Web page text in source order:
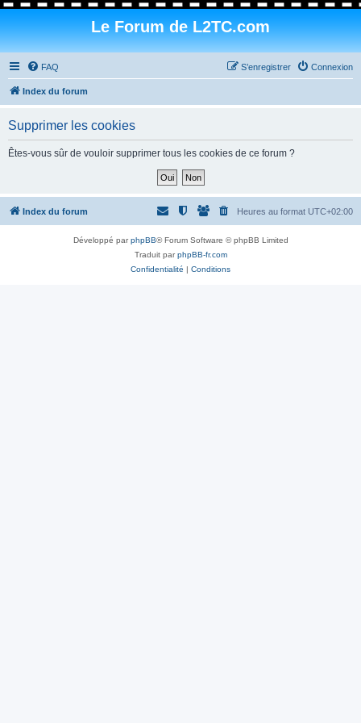
Le Forum de L2TC.com
FAQ Connexion
S’enregistrer
Index du forum
Supprimer les cookies
Êtes-vous sûr de vouloir supprimer tous les cookies de ce forum ?
Index du forum Heures au format UTC+02:00
Développé parphpBB® Forum Software © phpBB Limited
Traduit parphpBB-fr.com
Confidentialité | Conditions